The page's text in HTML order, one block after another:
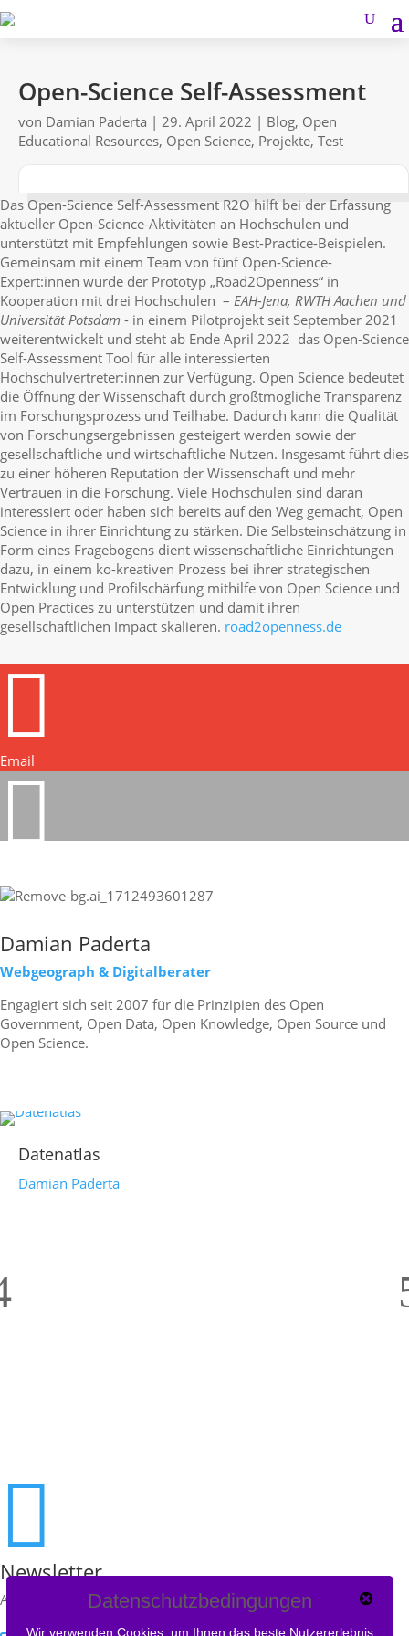
Open-Science Self-Assessment
von Damian Paderta | 29. April 2022 | Blog, Open
Educational Resources, Open Science, Projekte, Test
Das Open-Science Self-Assessment R2O hilft bei der Erfassung
aktueller Open-Science-Aktivitäten an Hochschulen und
unterstützt mit Empfehlungen sowie Best-Practice-Beispielen.
Gemeinsam mit einem Team von fünf Open-Science-
Expert:innen wurde der Prototyp „Road2Openness“ in
Kooperation mit drei Hochschulen – EAH-Jena, RWTH Aachen und
Universität Potsdam - in einem Pilotprojekt seit September 2021
weiterentwickelt und steht ab Ende April 2022 das Open-Science
Self-Assessment Tool für alle interessierten
Hochschulvertreter:innen zur Verfügung. Open Science bedeutet
die Öffnung der Wissenschaft durch größtmögliche Transparenz
im Forschungsprozess und Teilhabe. Dadurch kann die Qualität
von Forschungsergebnissen gesteigert werden sowie der
gesellschaftliche und wirtschaftliche Nutzen. Insgesamt führt dies
zu einer höheren Reputation der Wissenschaft und mehr
Vertrauen in die Forschung. Viele Hochschulen sind daran
interessiert oder haben sich bereits auf den Weg gemacht, Open
Science in ihrer Einrichtung zu stärken. Die Selbsteinschätzung in
Form eines Fragebogens dient wissenschaftliche Einrichtungen
dazu, in einem ko-kreativen Prozess bei ihrer strategischen
Entwicklung und Profilschärfung mithilfe von Open Science und
Open Practices zu unterstützen und damit ihren
gesellschaftlichen Impact skalieren. road2openness.de

Email

Damian Paderta
Webgeograph & Digitalberater
Engagiert sich seit 2007 für die Prinzipien des Open
Government, Open Data, Open Knowledge, Open Source und
Open Science.
Datenatlas
Damian Paderta

Newsletter
Abonniere den Newsletter und bleibe auf dem Laufenden!
Datenschutzbedingungen
Wir verwenden Cookies, um Ihnen das beste Nutzererlebnis